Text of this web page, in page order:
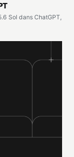
Sol dans ChatGPT,